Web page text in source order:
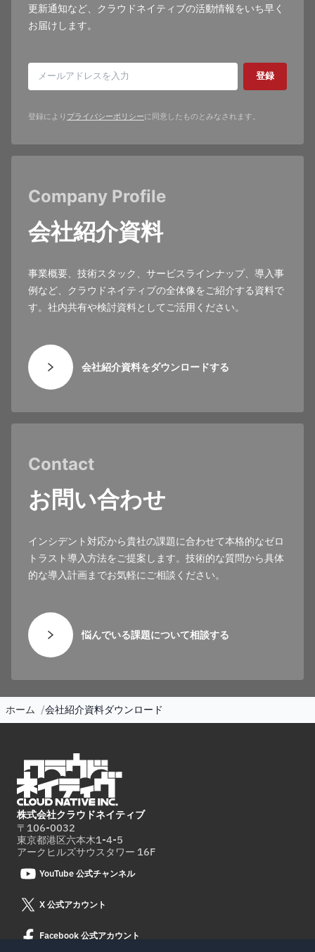
更新通知など、クラウドネイティブの活動情報をいち早く
お届けします。
登録
登録により プライバシーポリシーに同意したものとみなされます。
Company Profile
会社紹介資料
事業概要、技術スタック、サービスラインナップ、導入事
例など、クラウドネイティブの全体像をご紹介する資料で
す。社内共有や検討資料としてご活用ください。
会社紹介資料をダウンロードする
Contact
お問い合わせ
インシデント対応から貴社の課題に合わせて本格的なゼロ
トラスト導入方法をご提案します。技術的な質問から具体
的な導入計画までお気軽にご相談ください。
悩んでいる課題について相談する
ホーム 会社紹介資料ダウンロード
株式会社クラウドネイティブ
〒106-0032
東京都港区六本木1-4-5
アークヒルズサウスタワー 16F
YouTube 公式チャンネル
X 公式アカウント
Facebook 公式アカウント